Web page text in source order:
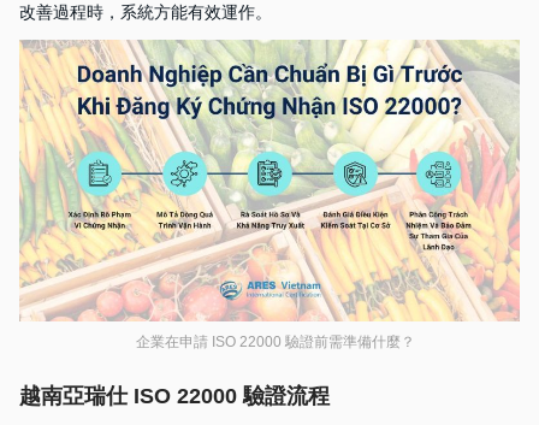
改善過程時，系統方能有效運作。
企業在申請 ISO 22000 驗證前需準備什麼？
越南亞瑞仕 ISO 22000 驗證流程